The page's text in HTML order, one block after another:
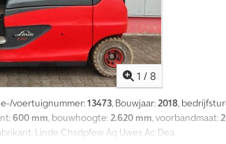
1 / 8
voertuignummer:13473, Bouwjaar:2018,
600 mm, bouwhoogte:2.620 mm, voorbandmaat:
Linde Chsdpfew Aq Uwex Ac Dea